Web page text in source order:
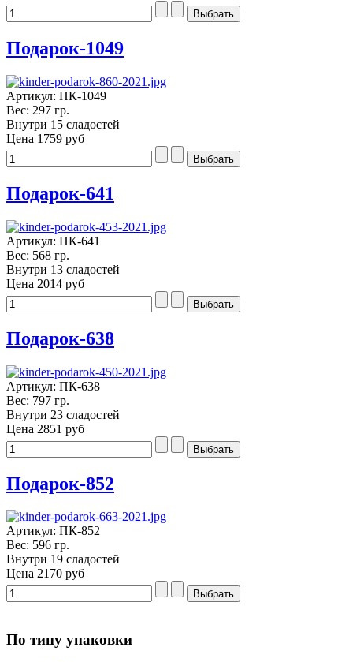
Подарок-1049
Артикул: ПК-1049
Вес: 297 гр.
Внутри 15 сладостей
Цена 1759 руб
Подарок-641
Артикул: ПК-641
Вес: 568 гр.
Внутри 13 сладостей
Цена 2014 руб
Подарок-638
Артикул: ПК-638
Вес: 797 гр.
Внутри 23 сладостей
Цена 2851 руб
Подарок-852
Артикул: ПК-852
Вес: 596 гр.
Внутри 19 сладостей
Цена 2170 руб
По типу упаковки